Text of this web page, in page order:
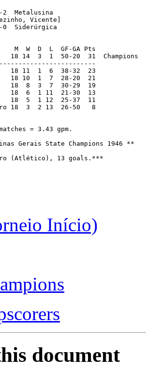
Vicente]
W  D  L  GF-GA Pts
18  3  2 13  26-50   8
= 3.43 gpm.
Gerais State Champions 1946 **
(Atlético), 13 goals.***
Início)
document